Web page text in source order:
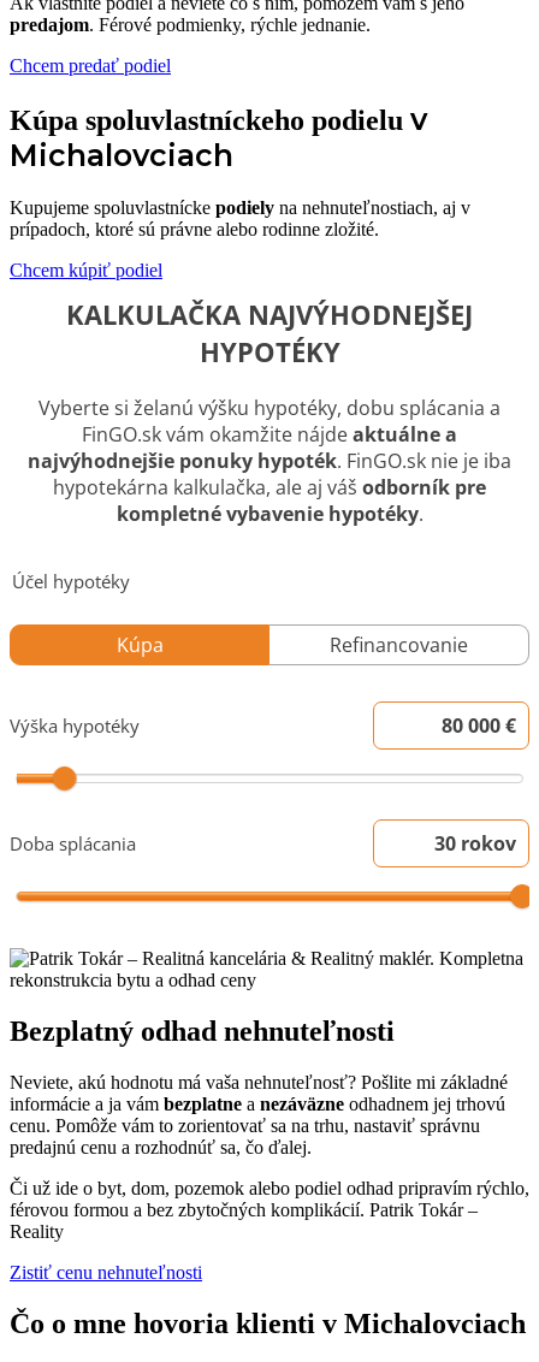
predajom. Férové podmienky, rýchle jednanie.
Chcem predať podiel
Kúpa spoluvlastníckeho podielu v
Michalovciach
Kupujeme spoluvlastnícke podiely na nehnuteľnostiach, aj v
prípadoch, ktoré sú právne alebo rodinne zložité.
Chcem kúpiť podiel
Bezplatný odhad nehnuteľnosti
Neviete, akú hodnotu má vaša nehnuteľnosť? Pošlite mi základné
informácie a ja vám bezplatne a nezáväzne odhadnem jej trhovú
cenu. Pomôže vám to zorientovať sa na trhu, nastaviť správnu
predajnú cenu a rozhodnúť sa, čo ďalej.
Či už ide o byt, dom, pozemok alebo podiel odhad pripravím rýchlo,
férovou formou a bez zbytočných komplikácií. Patrik Tokár –
Reality
Zistiť cenu nehnuteľnosti
Čo o mne hovoria klienti v Michalovciach